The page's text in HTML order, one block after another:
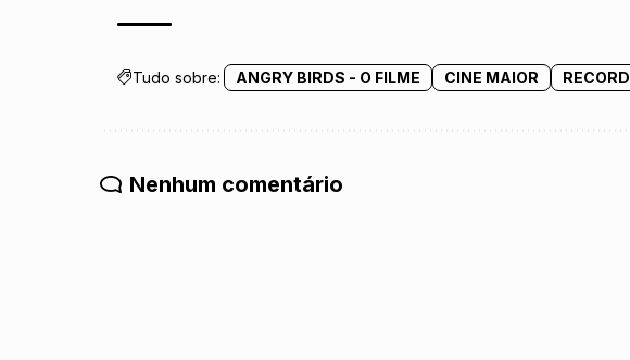
Tudo sobre: ANGRY BIRDS - O FILME CINE MAIOR RECORD
Nenhum comentário